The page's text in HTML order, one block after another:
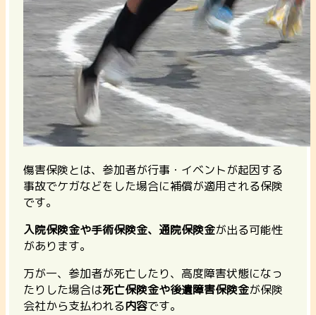
傷害保険とは、参加者が行事・イベントが起因する
事故でケガなどをした場合に補償が適用される保険
です。
入院保険金や手術保険金、通院保険金が出る可能性
があります。
万が一、参加者が死亡したり、高度障害状態になっ
たりした場合は死亡保険金や後遺障害保険金が保険
会社から支払われる内容です。